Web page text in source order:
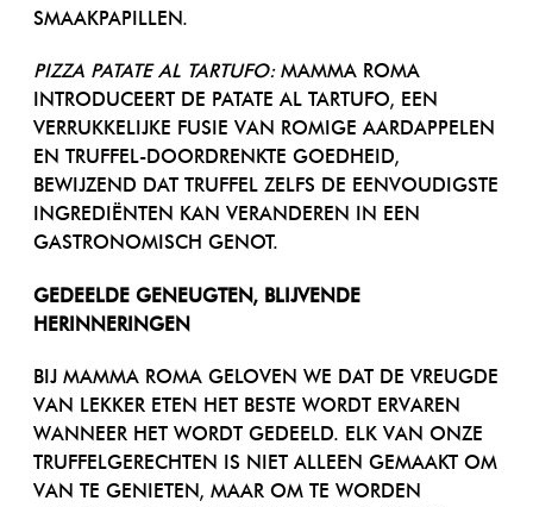
SMAAKPAPILLEN.
PIZZA PATATE AL TARTUFO:MAMMA ROMA
INTRODUCEERT DE PATATE AL TARTUFO, EEN
VERRUKKELIJKE FUSIE VAN ROMIGE AARDAPPELEN
EN TRUFFEL-DOORDRENKTE GOEDHEID,
BEWIJZEND DAT TRUFFEL ZELFS DE EENVOUDIGSTE
INGREDIËNTEN KAN VERANDEREN IN EEN
GASTRONOMISCH GENOT.
GEDEELDE GENEUGTEN, BLIJVENDE
HERINNERINGEN
BIJ MAMMA ROMA GELOVEN WE DAT DE VREUGDE
VAN LEKKER ETEN HET BESTE WORDT ERVAREN
WANNEER HET WORDT GEDEELD. ELK VAN ONZE
TRUFFELGERECHTEN IS NIET ALLEEN GEMAAKT OM
VAN TE GENIETEN, MAAR OM TE WORDEN